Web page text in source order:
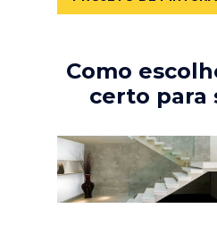
Como
certo para